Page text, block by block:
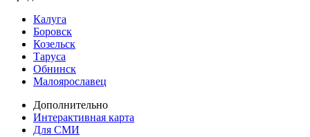
Калуга
Боровск
Козельск
Таруса
Обнинск
Малоярославец
Дополнительно
Интерактивная карта
Для СМИ